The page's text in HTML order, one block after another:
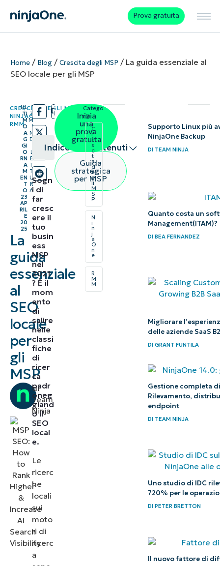
Prova gratuita
Home/ Blog/ Crescita degli MSP / La guida essenziale al
SEO locale per gli MSP
CRESCITA DEGLI MSP
NINJAONE
RMM
/
UL
TI
M
O
A
G
GI
O
RN
A
M
EN
T
O
23
AP
RIL
E
20
25
1
3
M
I
N
D
L
E
T
T
U
R
A
La
guida
essenziale
al
SEO
locale
per
gli
MSP
di
Team
Ninja
Indice dei contenuti
Riepilogo
Cos’è
Principiante:
comincia con il
miglioramento
prendere il
Sogn
i di
far
cresc
ere il
tuo
busin
ess
MSP
nel
2021
? È il
mom
ento
di
salire
nelle
classi
fiche
di
ricer
ca
padr
oneg
giand
o il
SEO
local
e.
Le
ricerc
he
locali
sui
moto
ri di
ricerc
a
Inizia
una
prova
gratuita
Guida
strategica
per MSP
Catego
rie:
C
r
e
s
ci
t
a
d
e
g
li
M
S
P
N
i
n
j
a
O
n
e
R
M
M
Supporto Linux più
NinjaOne Backup
DITEAM NINJA
Quanto costa un
Management(ITAM)?
DIBEA FERNANDEZ
Migliorare
delle aziende SaaS
DIGRANT FUNTILA
Gestione completa
Rilevamento,
endpoint
DITEAM NINJA
Uno studio di IDC
720% per le
DIPETER BRETTON
Il nuovo fattore di